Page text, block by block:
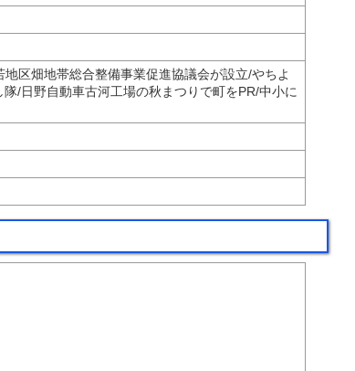
区畑地帯総合整備事業促進協議会が設立/やちよ
/日野自動車古河工場の秋まつりで町をPR/中小に